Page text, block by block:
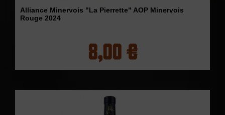
Alliance Minervois "La Pierrette" AOP Minervois
Rouge 2024
8,00 €